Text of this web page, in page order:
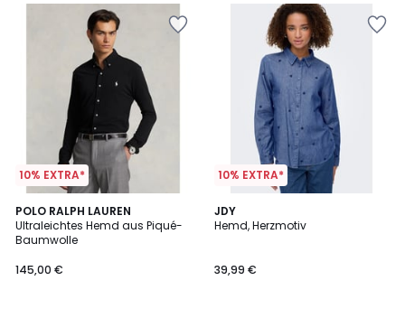
10% EXTRA*
POLO RALPH LAUREN
Ultraleichtes Hemd aus Piqué-
Baumwolle
145,00 €
4,5
/ 5
2
Farben
10% EXTRA*
JDY
Hemd, Herzmotiv
39,99 €
5
/